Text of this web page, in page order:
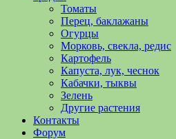
Томаты
Перец, баклажаны
Огурцы
Морковь, свекла, редис
Картофель
Капуста, лук, чеснок
Кабачки, тыквы
Зелень
Другие растения
Контакты
Форум